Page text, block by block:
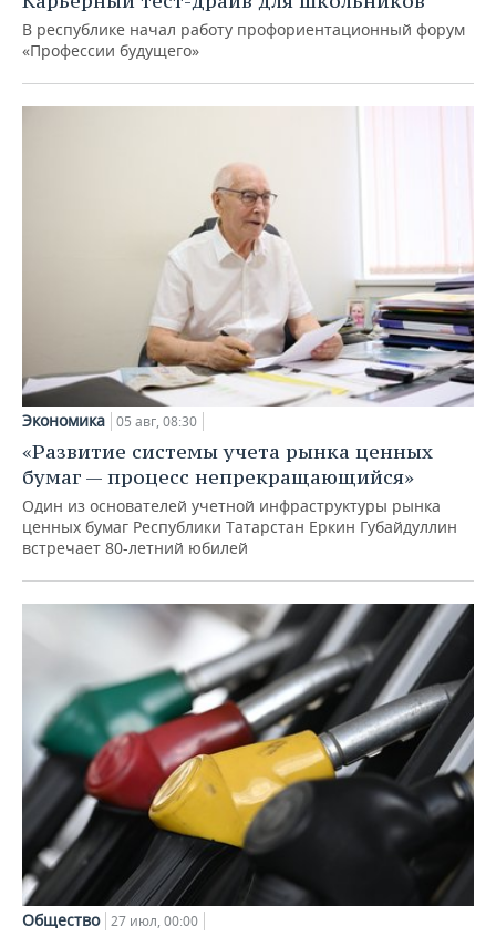
В республике начал работу профориентационный форум
«Профессии будущего»
Экономика 05 авг, 08:30
«Развитие системы учета рынка ценных
бумаг — процесс непрекращающийся»
Один из основателей учетной инфраструктуры рынка
ценных бумаг Республики Татарстан Еркин Губайдуллин
встречает 80-летний юбилей
Общество 27 июл, 00:00